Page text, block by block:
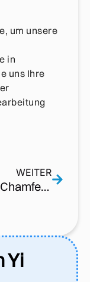
um unsere
in
uns Ihre
WEITER
Fillet vs Chamfer: Key Differences and When to Use Each
Yi